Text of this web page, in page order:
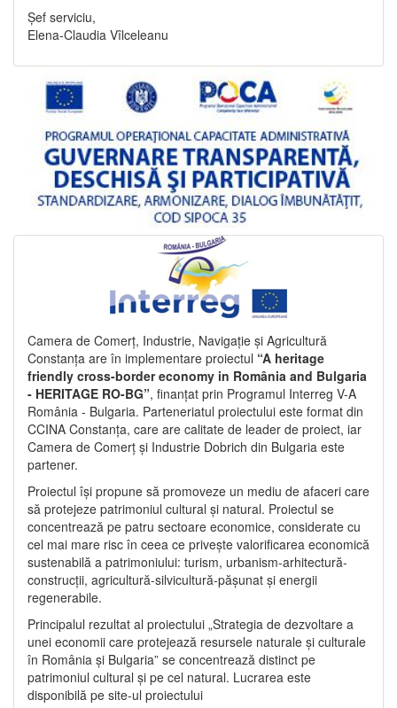
Șef serviciu,
Elena-Claudia Vîlceleanu
Camera de Comerț, Industrie, Navigație și Agricultură
Constanța are în implementare proiectul “A heritage
friendly cross-border economy in România and Bulgaria
- HERITAGE RO-BG”, finanțat prin Programul Interreg V-A
România - Bulgaria. Parteneriatul proiectului este format din
CCINA Constanța, care are calitate de leader de proiect, iar
Camera de Comerț și Industrie Dobrich din Bulgaria este
partener.
Proiectul își propune să promoveze un mediu de afaceri care
să protejeze patrimoniul cultural și natural. Proiectul se
concentrează pe patru sectoare economice, considerate cu
cel mai mare risc în ceea ce privește valorificarea economică
sustenabilă a patrimoniului: turism, urbanism-arhitectură-
construcții, agricultură-silvicultură-pășunat și energii
regenerabile.
Principalul rezultat al proiectului „Strategia de dezvoltare a
unei economii care protejează resursele naturale și culturale
în România și Bulgaria” se concentrează distinct pe
patrimoniul cultural și pe cel natural. Lucrarea este
disponibilă pe site-ul proiectului